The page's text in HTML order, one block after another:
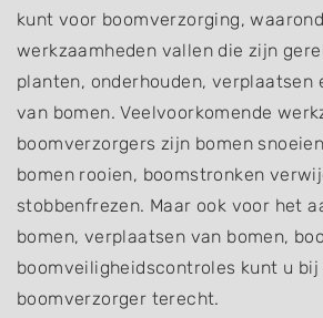
kunt voor boomverzorging,
werkzaamheden vallen die zijn
planten, onderhouden, verplaatsen
van bomen. Veelvoorkomende
boomverzorgers zijn bomen
bomen rooien, boomstronken
stobbenfrezen. Maar ook voor het
bomen, verplaatsen van bomen,
boomveiligheidscontroles kunt u bij
boomverzorger terecht.